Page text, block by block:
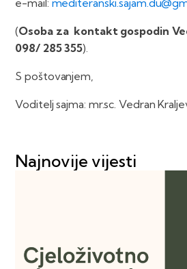
e-mail:
(Osoba za kontakt gospodin
098/ 285 355).
S poštovanjem,
Voditelj sajma: mr.sc. Vedran
Najnovije vijesti